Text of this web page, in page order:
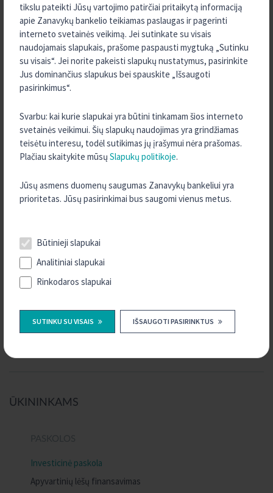
tikslu pateikti Jūsų vartojimo patirčiai pritaikytą informaciją
apie Zanavykų bankelio teikiamas paslaugas ir pagerinti
interneto svetainės veikimą. Jei sutinkate su visais
naudojamais slapukais, prašome paspausti mygtuką „Sutinku
su visais“. Jei norite pakeisti slapukų nustatymus, pasirinkite
Jus dominančius slapukus bei spauskite „Išsaugoti
pasirinkimus“.
Svarbu: kai kurie slapukai yra būtini tinkamam šios interneto
svetainės veikimui. Šių slapukų naudojimas yra grindžiamas
teisėtu interesu, todėl sutikimas jų įrašymui nėra prašomas.
Plačiau skaitykite mūsų Slapukų politikoje.
Jūsų asmens duomenų saugumas Zanavykų bankeliui yra
prioritetas. Jūsų pasirinkimai bus saugomi vienus metus.
Būtinieji slapukai
Analitiniai slapukai
Rinkodaros slapukai
SUTINKU SU VISAIS IŠSAUGOTI PASIRINKTUS
suteikiama ES parama arba įsigijantiems žemės
sklypą). Kompensavimo trukmė – 3 metai. Maksimali
kompensuojama palūkanų norma – 4 proc. Palūkanų
kompensavimas galimas tiek su Žemės ūkio paskolų
garantijų fondo garantija, tiek ir be jos.
Daugiau informacijos apie investicinės paskolos suteikimo sąlygas
Kaip tapti kredito unijos Zanavykų bankelis nariu?
Jūsų patogumui į kredito uniją galite kreiptis iš anksto užpildę
TURITE KLAUSIMŲ?
SUSISIEKITE SU MUMIS
KONTAKTAI
ŪKININKAMS
Investicinė paskola
Apyvartinių lėšų finansavimas